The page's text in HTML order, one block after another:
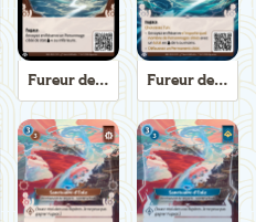
Fureur de Poséidon Fureur de Poséidon